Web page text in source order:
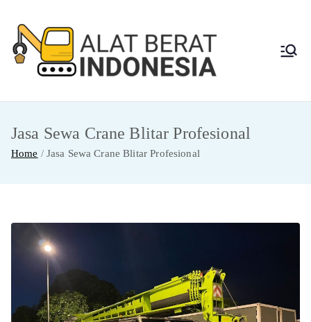
content
Berat
Indon
Jasa Sewa Alat
Jasa Sewa Crane Blitar Profesional
Home Jasa Sewa Crane Blitar Profesional